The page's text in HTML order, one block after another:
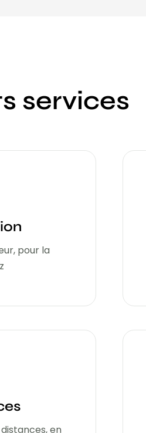
services
pour la
en